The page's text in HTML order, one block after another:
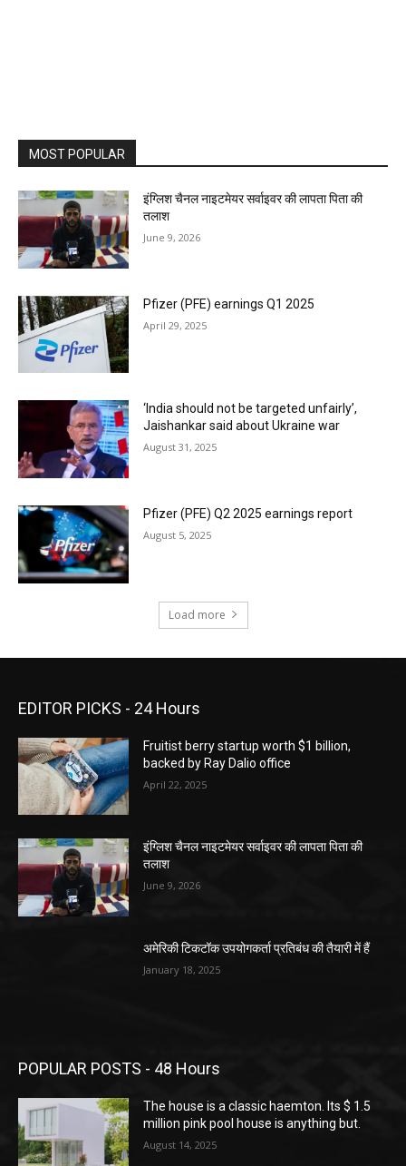
MOST POPULAR
इंग्लिश चैनल नाइटमेयर सर्वाइवर की लापता पिता की
तलाश
June 9, 2026
Pfizer (PFE) earnings Q1 2025
April 29, 2025
‘India should not be targeted unfairly’,
Jaishankar said about Ukraine war
August 31, 2025
Pfizer (PFE) Q2 2025 earnings report
August 5, 2025
Load more
EDITOR PICKS - 24 Hours
Fruitist berry startup worth $1 billion,
backed by Ray Dalio office
April 22, 2025
इंग्लिश चैनल नाइटमेयर सर्वाइवर की लापता पिता की
तलाश
June 9, 2026
अमेरिकी टिकटॉक उपयोगकर्ता प्रतिबंध की तैयारी में हैं
January 18, 2025
POPULAR POSTS - 48 Hours
The house is a classic haemton. Its $ 1.5
million pink pool house is anything but.
August 14, 2025